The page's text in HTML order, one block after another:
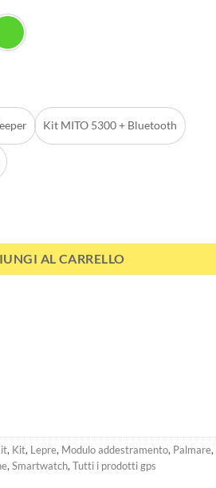
Kit MITO 5300 + Bluetooth
AL CARRELLO
, Kit, Lepre, Modulo addestramento, Palmare,
, Smartwatch, Tutti i prodotti gps